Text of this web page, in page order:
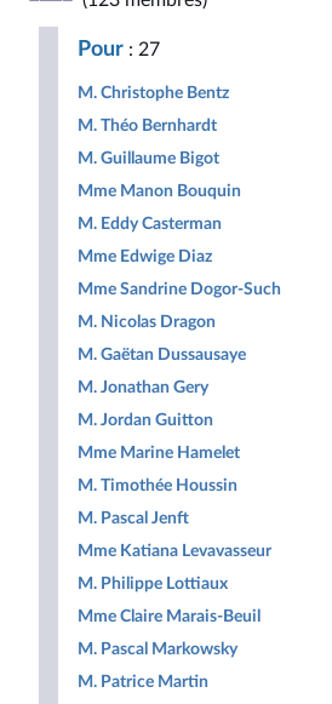
Républicaine
Pour : 27
M. Christophe Bentz
M. Théo Bernhardt
M. Guillaume Bigot
Mme Manon Bouquin
M. Eddy Casterman
Mme Edwige Diaz
Mme Sandrine Dogor-Such
M. Nicolas Dragon
M. Gaëtan Dussausaye
M. Jonathan Gery
M. Jordan Guitton
Mme Marine Hamelet
M. Timothée Houssin
M. Pascal Jenft
Mme Katiana Levavasseur
M. Philippe Lottiaux
Mme Claire Marais-Beuil
M. Pascal Markowsky
M. Patrice Martin